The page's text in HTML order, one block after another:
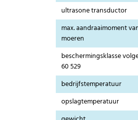
ultrasone transductor
max. aandraaimoment
moeren
beschermingsklasse
60 529
bedrijfstemperatuur
opslagtemperatuur